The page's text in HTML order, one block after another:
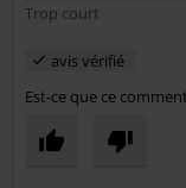
Trop court
avis vérifié
Est-ce que ce